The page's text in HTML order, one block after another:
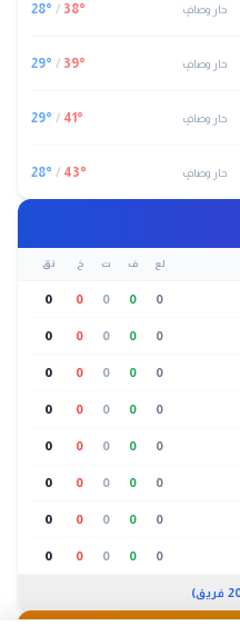
حار وصافٍ 38°
/
28°
حار وصافٍ 39°
/
29°
حار وصافٍ 41°
/
29°
حار وصافٍ 43°
/
28°
لع ف ت خ نق
0
0
0
0
0
0
0
0
0
0
0
0
0
0
0
0
0
0
0
0
0
0
0
0
0
0
0
0
0
0
0
0
0
0
0
0
0
0
0
0